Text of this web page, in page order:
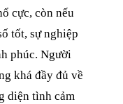
cực, còn nếu
tốt, sự nghiệp
phúc. Người
khá đầy đủ về
diện tình cảm